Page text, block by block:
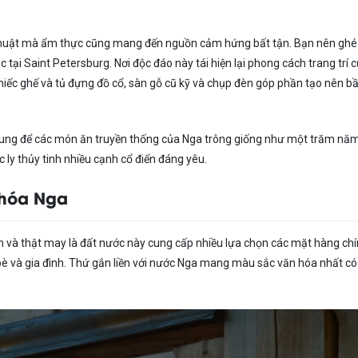
mà ẩm thực cũng mang đến nguồn cảm hứng bất tận. Bạn nên
Saint Petersburg. Nơi độc đáo này tái hiện lại phong cách trang trí
ghế và tủ đựng đồ cổ, sàn gỗ cũ kỹ và chụp đèn góp phần tạo nên
để các món ăn truyền thống của Nga trông giống như một trăm
thủy tinh nhiều cạnh cổ điển đáng yêu.
Nga
thật may là đất nước này cung cấp nhiều lựa chọn các mặt hàng
gia đình. Thứ gắn liền với nước Nga mang màu sắc văn hóa nhất có